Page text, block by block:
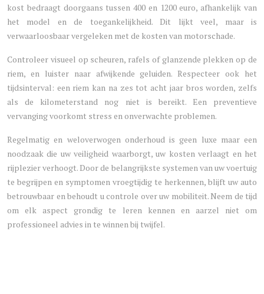
kost bedraagt doorgaans tussen 400 en 1200 euro, afhankelijk van
het model en de toegankelijkheid. Dit lijkt veel, maar is
verwaarloosbaar vergeleken met de kosten van motorschade.
Controleer visueel op scheuren, rafels of glanzende plekken op de
riem, en luister naar afwijkende geluiden. Respecteer ook het
tijdsinterval: een riem kan na zes tot acht jaar bros worden, zelfs
als de kilometerstand nog niet is bereikt. Een preventieve
vervanging voorkomt stress en onverwachte problemen.
Regelmatig en weloverwogen onderhoud is geen luxe maar een
noodzaak die uw veiligheid waarborgt, uw kosten verlaagt en het
rijplezier verhoogt. Door de belangrijkste systemen van uw voertuig
te begrijpen en symptomen vroegtijdig te herkennen, blijft uw auto
betrouwbaar en behoudt u controle over uw mobiliteit. Neem de tijd
om elk aspect grondig te leren kennen en aarzel niet om
professioneel advies in te winnen bij twijfel.